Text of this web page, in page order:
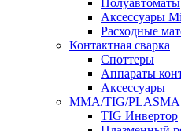
Полуавтоматы
Аксессуары
Расходные
Контактная сварка
Споттеры
Аппараты
Аксессуары
MMA/TIG/
TIG Инвертор